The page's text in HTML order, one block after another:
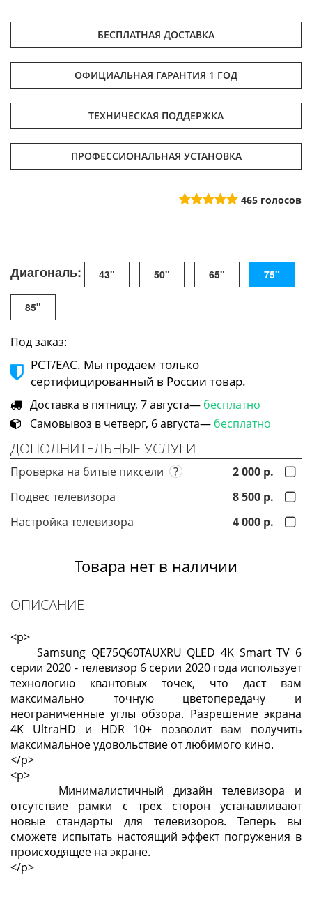
БЕСПЛАТНАЯ ДОСТАВКА
ОФИЦИАЛЬНАЯ ГАРАНТИЯ 1 ГОД
ТЕХНИЧЕСКАЯ ПОДДЕРЖКА
ПРОФЕССИОНАЛЬНАЯ УСТАНОВКА
465 голосов
Диагональ: 43" 50" 65" 75"
85"
Под заказ:
РСТ/ЕАС. Мы продаем только
сертифицированный в России товар.
Доставка в пятницу, 7 августа— бесплатно
Самовывоз в четверг, 6 августа— бесплатно
ДОПОЛНИТЕЛЬНЫЕ УСЛУГИ
Проверка на битые пиксели ?
2 000 р.
Подвес телевизора
8 500 р.
Настройка телевизора
4 000 р.
Товара нет в наличии
ОПИСАНИЕ
<p>
Samsung QE75Q60TAUXRU QLED 4K Smart TV 6
серии 2020 - телевизор 6 серии 2020 года использует
технологию квантовых точек, что даст вам
максимально точную цветопередачу и
неограниченные углы обзора. Разрешение экрана
4K UltraHD и HDR 10+ позволит вам получить
максимальное удовольствие от любимого кино.
</p>
<p>
Минималистичный дизайн телевизора и
отсутствие рамки с трех сторон устанавливают
новые стандарты для телевизоров. Теперь вы
сможете испытать настоящий эффект погружения в
происходящее на экране.
</p>